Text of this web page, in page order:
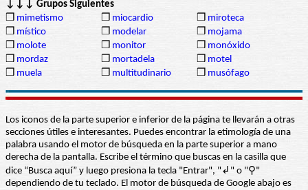
↓↓↓ Grupos Siguientes
❒ mimetismo ❒ miocardio ❒ miroteca
❒ místico ❒ modelar ❒ mojama
❒ molote ❒ monitor ❒ monóxido
❒ mordaz ❒ mortadela ❒ motel
❒ muela ❒ multitudinario ❒ musófago
Los iconos de la parte superior e inferior de la página te llevarán a otras
secciones útiles e interesantes. Puedes encontrar la etimología de una
palabra usando el motor de búsqueda en la parte superior a mano
derecha de la pantalla. Escribe el término que buscas en la casilla que
dice “Busca aquí” y luego presiona la tecla "Entrar", "↲" o "⚲"
dependiendo de tu teclado. El motor de búsqueda de Google abajo es